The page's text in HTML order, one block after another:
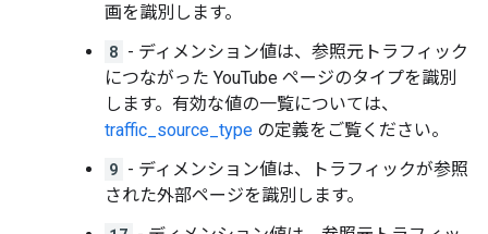
画を識別します。
8 - ディメンション値は、参照元トラフィック
につながった YouTube ページのタイプを識別
します。有効な値の一覧については、
traffic_source_type の定義をご覧ください。
9 - ディメンション値は、トラフィックが参照
された外部ページを識別します。